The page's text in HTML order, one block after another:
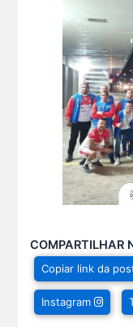
COMPARTILHAR
Copiar link da
Instagram
Ganhar
7 De Julho De
Neste
3 De Julho De
Cuidar da
1 De Julho De
Hoje é um
22 De Julho De